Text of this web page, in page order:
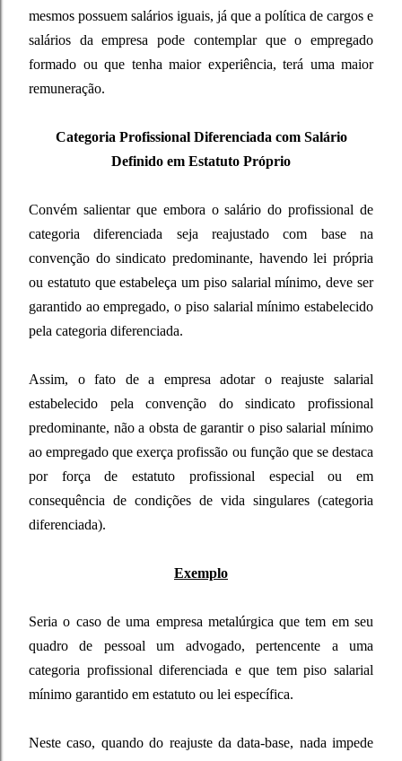
mesmos possuem salários iguais, já que a política de cargos e
salários da empresa pode contemplar que o empregado
formado ou que tenha maior experiência, terá uma maior
remuneração.
Categoria Profissional Diferenciada com Salário
Definido em Estatuto Próprio
Convém salientar que embora o salário do profissional de
categoria diferenciada seja reajustado com base na
convenção do sindicato predominante, havendo lei própria
ou estatuto que estabeleça um piso salarial mínimo, deve ser
garantido ao empregado, o piso salarial mínimo estabelecido
pela categoria diferenciada.
Assim, o fato de a empresa adotar o reajuste salarial
estabelecido pela convenção do sindicato profissional
predominante, não a obsta de garantir o piso salarial mínimo
ao empregado que exerça profissão ou função que se destaca
por força de estatuto profissional especial ou em
consequência de condições de vida singulares (categoria
diferenciada).
Exemplo
Seria o caso de uma empresa metalúrgica que tem em seu
quadro de pessoal um advogado, pertencente a uma
categoria profissional diferenciada e que tem piso salarial
mínimo garantido em estatuto ou lei específica.
Neste caso, quando do reajuste da data-base, nada impede